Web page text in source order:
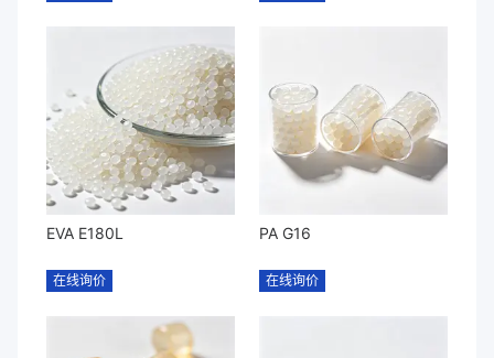
EVA E180L
在线询价
PA G16
在线询价